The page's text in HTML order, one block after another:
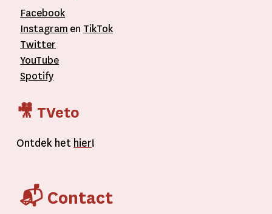
Facebook
Instagram en TikTok
Twitter
YouTube
Spotify
🎥 TVeto
Ontdek het hier!
📬 Contact